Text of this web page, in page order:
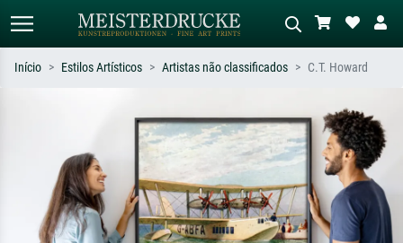
Pesquise por artista, título ou estilo –
ex: Monet, Noite Estrelada,
impressionismo, onda de Hokusai, nu.
Descreva a cena – ex: prado verde,
abstrato com muito vermelho, pintura
a óleo escura, nu em pé ao lado de
uma árvore.
Início Estilos Artísticos Artistas não classificados C.T. Howard